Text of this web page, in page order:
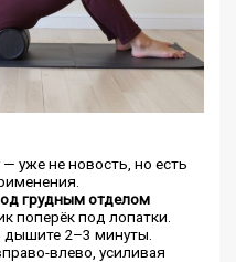
уже не новость, но есть
грудным отделом
поперёк под лопатки.
дышите 2–3 минуты.
влево, усиливая